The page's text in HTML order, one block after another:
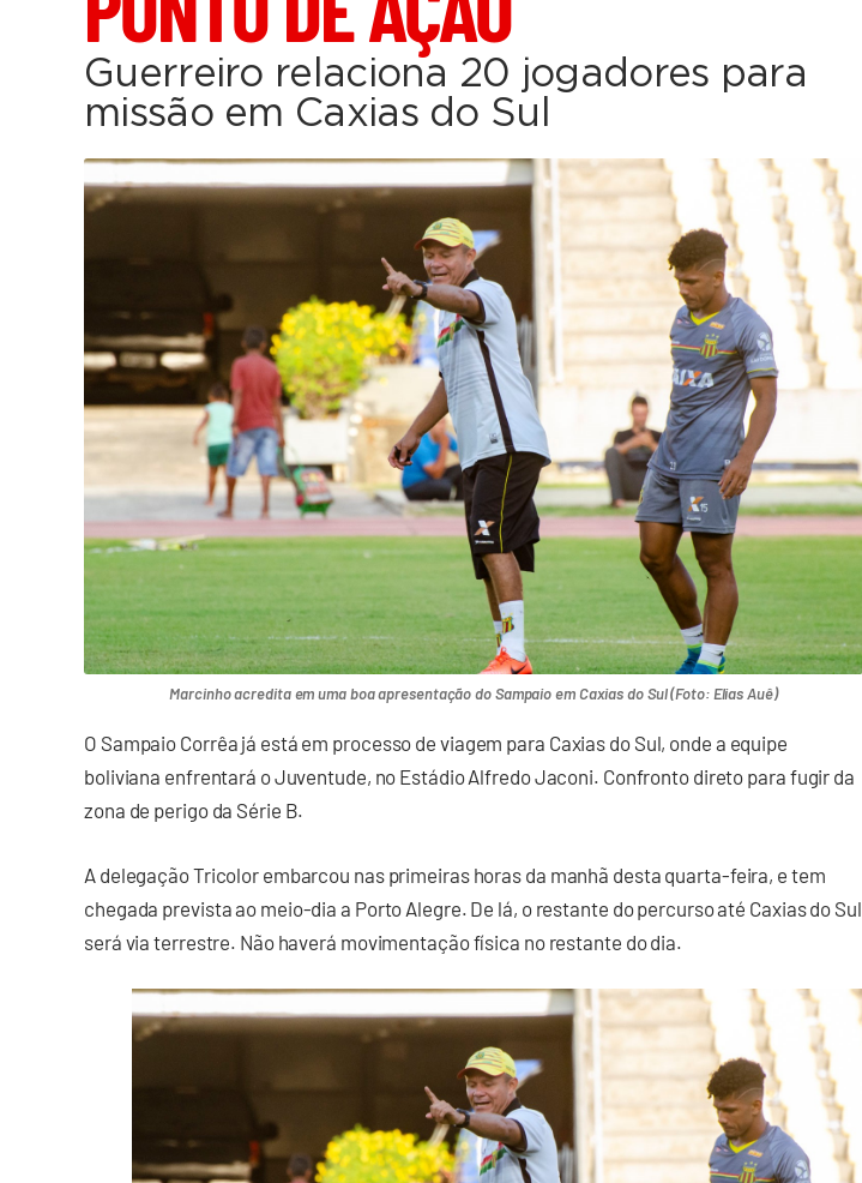
Guerreiro relaciona 20 jogadores para
missão em Caxias do Sul
Marcinho acredita em uma boa apresentação do Sampaio em Caxias do Sul (Foto: Elias Auê)
O Sampaio Corrêa já está em processo de viagem para Caxias do Sul, onde a equipe
boliviana enfrentará o Juventude, no Estádio Alfredo Jaconi. Confronto direto para fugir da
zona de perigo da Série B.
A delegação Tricolor embarcou nas primeiras horas da manhã desta quarta-feira, e tem
chegada prevista ao meio-dia a Porto Alegre. De lá, o restante do percurso até Caxias do Sul
será via terrestre. Não haverá movimentação física no restante do dia.